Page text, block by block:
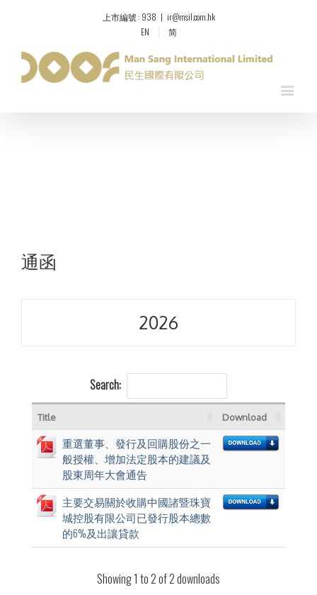
上市編號 : 938 | ir@msil.com.hk
EN
简
通函
2026
Search:
Title Download
重選董事、發行及回購股份之一
般授權、增加法定股本的建議及
股東周年大會通告
主要交易關於收購中國諸暨珠寶
城控股有限公司已發行股本總數
的6%及出讓貸款
Showing 1 to 2 of 2 downloads